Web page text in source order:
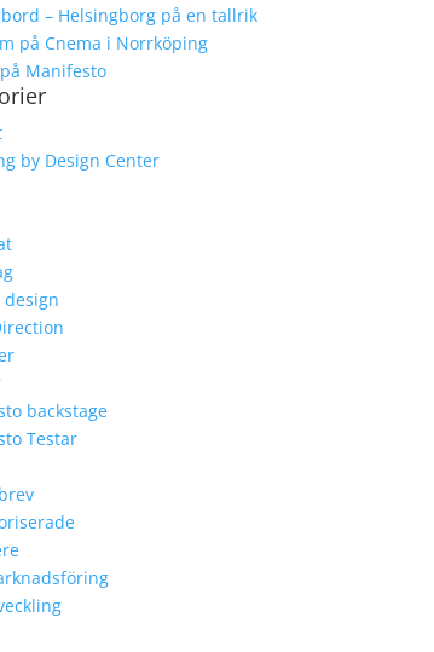
– Helsingborg på en tallrik
på Cnema i Norrköping
Manifesto
by Design Center
backstage
Testar